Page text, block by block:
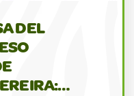
DEL